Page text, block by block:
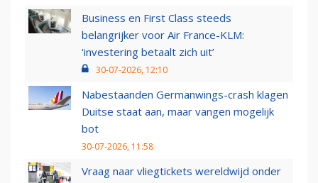
Business en First Class steeds
belangrijker voor Air France-KLM:
‘investering betaalt zich uit’
30-07-2026, 12:10
Nabestaanden Germanwings-crash klagen
Duitse staat aan, maar vangen mogelijk
bot
30-07-2026, 11:58
Vraag naar vliegtickets wereldwijd onder